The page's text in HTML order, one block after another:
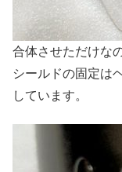
合体させただけな
シールドの固定は
しています。